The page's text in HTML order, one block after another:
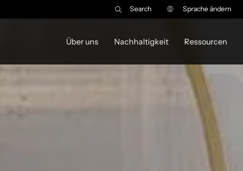
Search Sprache ändern
Über uns Nachhaltigkeit Ressourcen